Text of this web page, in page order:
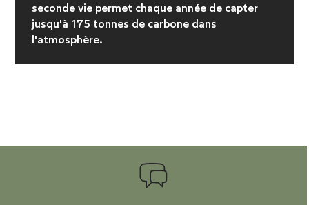
seconde vie permet chaque année de capter
jusqu'à 175 tonnes de carbone dans
l'atmosphère.